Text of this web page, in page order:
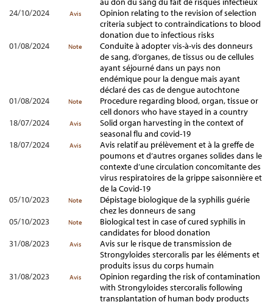
24/10/2024
Avis
Opinion relating to the revision of selection
criteria subject to contraindications to blood
donation due to infectious risks
01/08/2024
Note
Conduite à adopter vis-à-vis des donneurs
de sang, d’organes, de tissus ou de cellules
ayant séjourné dans un pays non
endémique pour la dengue mais ayant
déclaré des cas de dengue autochtone
01/08/2024
Note
Procedure regarding blood, organ, tissue or
cell donors who have stayed in a country
18/07/2024
Avis
Solid organ harvesting in the context of
seasonal flu and covid-19
18/07/2024
Avis
Avis relatif au prélèvement et à la greffe de
poumons et d’autres organes solides dans le
contexte d’une circulation concomitante des
virus respiratoires de la grippe saisonnière et
de la Covid-19
05/10/2023
Note
Dépistage biologique de la syphilis guérie
chez les donneurs de sang
05/10/2023
Note
Biological test in case of cured syphilis in
candidates for blood donation
31/08/2023
Avis
Avis sur le risque de transmission de
Strongyloides stercoralis par les éléments et
produits issus du corps humain
31/08/2023
Avis
Opinion regarding the risk of contamination
with Strongyloides stercoralis following
transplantation of human body products